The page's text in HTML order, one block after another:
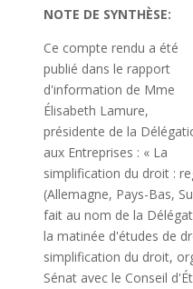
NOTE DE SYNTHÈSE:
Ce compte rendu a été
publié dans le rapport
d'information de Mme
Élisabeth Lamure,
présidente de la
aux Entreprises : « La
simplification du droit :
(Allemagne, Pays-Bas,
fait au nom de la
la matinée d'études de
simplification du droit,
Sénat avec le Conseil